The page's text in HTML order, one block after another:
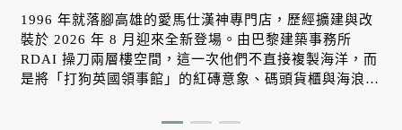
1996 年就落腳高雄的愛馬仕漢神專門店，歷經擴建與改
裝於 2026 年 8 月迎來全新登場。由巴黎建築事務所
RDAI 操刀兩層樓空間，這一次他們不直接複製海洋，而
是將「打狗英國領事館」的紅磚意象、碼頭貨櫃與海浪光
大家搶先一探這座屬於南台灣、懂得與自然光影對話的工